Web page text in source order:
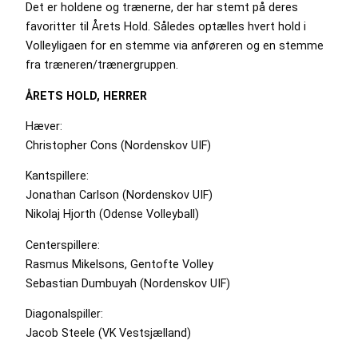
Det er holdene og trænerne, der har stemt på deres
favoritter til Årets Hold. Således optælles hvert hold i
Volleyligaen for en stemme via anføreren og en stemme
fra træneren/trænergruppen.
ÅRETS HOLD, HERRER
Hæver:
Christopher Cons (Nordenskov UIF)
Kantspillere:
Jonathan Carlson (Nordenskov UIF)
Nikolaj Hjorth (Odense Volleyball)
Centerspillere:
Rasmus Mikelsons, Gentofte Volley
Sebastian Dumbuyah (Nordenskov UIF)
Diagonalspiller:
Jacob Steele (VK Vestsjælland)